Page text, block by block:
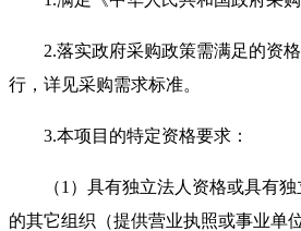
2.落实政府采购政策需满足的资
行，详见采购需求标准。
3.本项目的特定资格要求：
（1）具有独立法人资格或具有
的其它组织（提供营业执照或事业单